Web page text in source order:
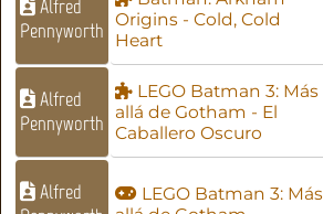
Alfred
Pennyworth Origins - Cold, Cold
Heart
Alfred
Pennyworth
LEGO Batman 3: Más
allá de Gotham - El
Caballero Oscuro
Alfred
LEGO Batman 3: Más